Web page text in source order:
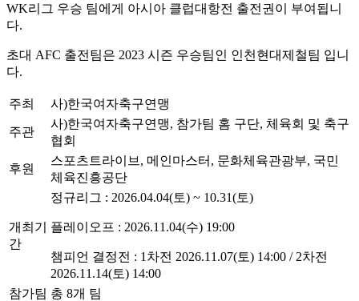
WK리그 우승 팀에게 아시아 클럽대항전 출전권이 부여됩니
다.
초대 AFC 출전팀은 2023 시즌 우승팀인 인천현대제철팀 입니
다.
주최 사)한국여자축구연맹
주관
사)한국여자축구연맹, 참가팀 홈 구단, 체육회 및 축구
협회
후원
스포츠트라이브, 메인마스터, 문화체육관광부, 국민
체육진흥공단
개최기
간
정규리그 : 2026.04.04(토) ~ 10.31(토)
플레이오프 : 2026.11.04(수) 19:00
챔피언 결정전 : 1차전 2026.11.07(토) 14:00 / 2차전
2026.11.14(토) 14:00
참가팀 총 8개 팀